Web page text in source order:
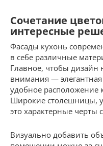
Сочетание
интересные
Фасады кухонь
в себе различные
Главное, чтобы
внимания — элегантная
удобное расположение
Широкие столешницы,
это характерные черты
Визуально добавить